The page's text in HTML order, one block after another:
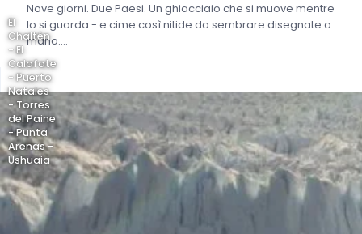
Nove giorni. Due Paesi. Un ghiacciaio che si muove mentre
lo si guarda - e cime così nitide da sembrare disegnate a
mano....
El
Chaltén
- El
Calafate
- Puerto
Natales
- Torres
del Paine
- Punta
Arenas -
Ushuaia